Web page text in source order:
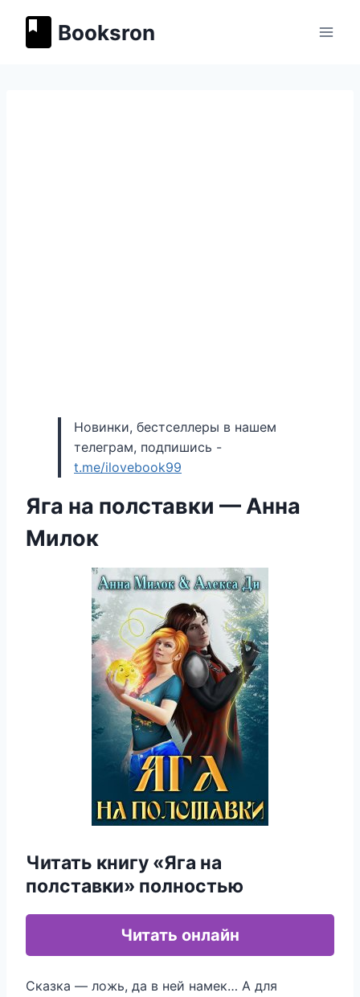
содержимому
Booksron
Новинки, бестселлеры в нашем
телеграм, подпишись -
t.me/ilovebook99
Яга на полставки — Анна
Милок
Читать книгу «Яга на
полставки» полностью
Читать онлайн
Сказка — ложь, да в ней намек… А для